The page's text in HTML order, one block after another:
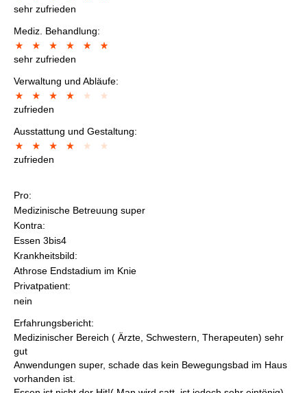
sehr zufrieden
Mediz. Behandlung:
sehr zufrieden
Verwaltung und Abläufe:
zufrieden
Ausstattung und Gestaltung:
zufrieden
Pro:
Medizinische Betreuung super
Kontra:
Essen 3bis4
Krankheitsbild:
Athrose Endstadium im Knie
Privatpatient:
nein
Erfahrungsbericht:
Medizinischer Bereich ( Ärzte, Schwestern, Therapeuten) sehr
gut
Anwendungen super, schade das kein Bewegungsbad im Haus
vorhanden ist.